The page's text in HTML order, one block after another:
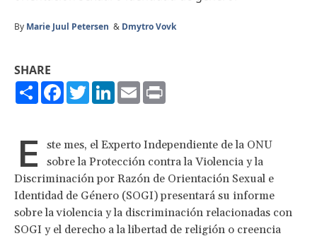
By Marie Juul Petersen & Dmytro Vovk
SHARE
ShareFacebook
TwitterLinkedIn
Email
E
ste mes, el Experto Independiente de la ONU
sobre la Protección contra la Violencia y la
Discriminación por Razón de Orientación Sexual e
Identidad de Género (SOGI) presentará su informe
sobre la violencia y la discriminación relacionadas con
SOGI y el derecho a la libertad de religión o creencia